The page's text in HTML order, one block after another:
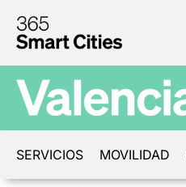
SERVICIOS MOVILIDAD